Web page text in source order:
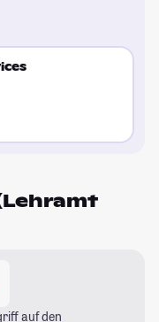
auf den